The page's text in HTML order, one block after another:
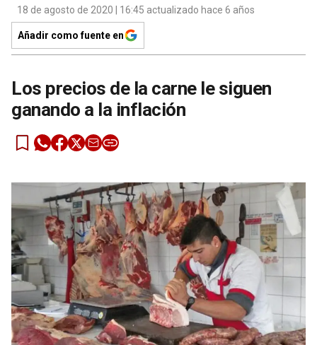
18 de agosto de 2020 | 16:45 actualizado hace 6 años
Añadir como fuente en
Los precios de la carne le siguen
ganando a la inflación